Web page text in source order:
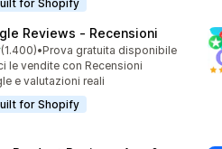
for Shopify
Reviews ‑ Recensioni
su 5
(1.400)
recensioni totali
•Prova gratuita disponibile
le vendite con Recensioni
e valutazioni reali
for Shopify